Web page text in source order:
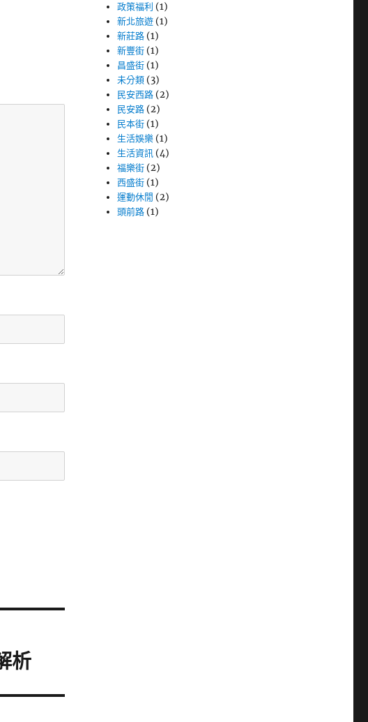
析
政策福利 (1)
新北旅遊 (1)
新莊路 (1)
新豐街 (1)
昌盛街 (1)
未分類 (3)
民安西路 (2)
民安路 (2)
民本街 (1)
生活娛樂 (1)
生活資訊 (4)
福樂街 (2)
西盛街 (1)
運動休閒 (2)
頭前路 (1)